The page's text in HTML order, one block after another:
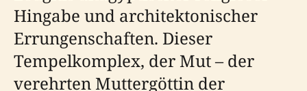
Hingabe und architektonischer
Errungenschaften. Dieser
Tempelkomplex, der Mut – der
verehrten Muttergöttin der